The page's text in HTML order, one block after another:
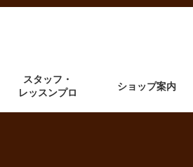
スタッフ・
レッスンプロ
ショップ案内